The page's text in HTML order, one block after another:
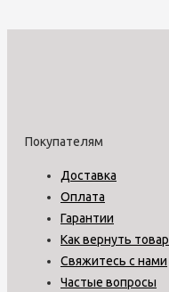
Покупателям
Доставка
Оплата
Гарантии
Как вернуть товар
Свяжитесь с нами
Частые вопросы